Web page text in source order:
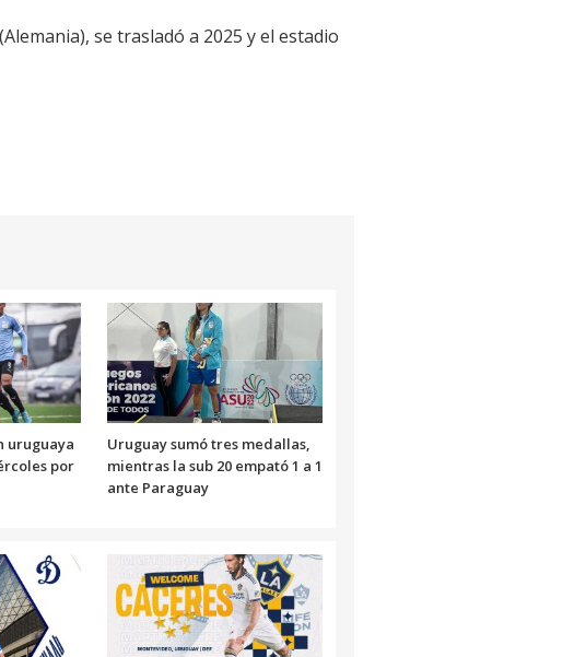
se trasladó a 2025 y el estadio
uruguaya
por
Uruguay sumó tres medallas,
mientras la sub 20 empató 1 a 1
ante Paraguay